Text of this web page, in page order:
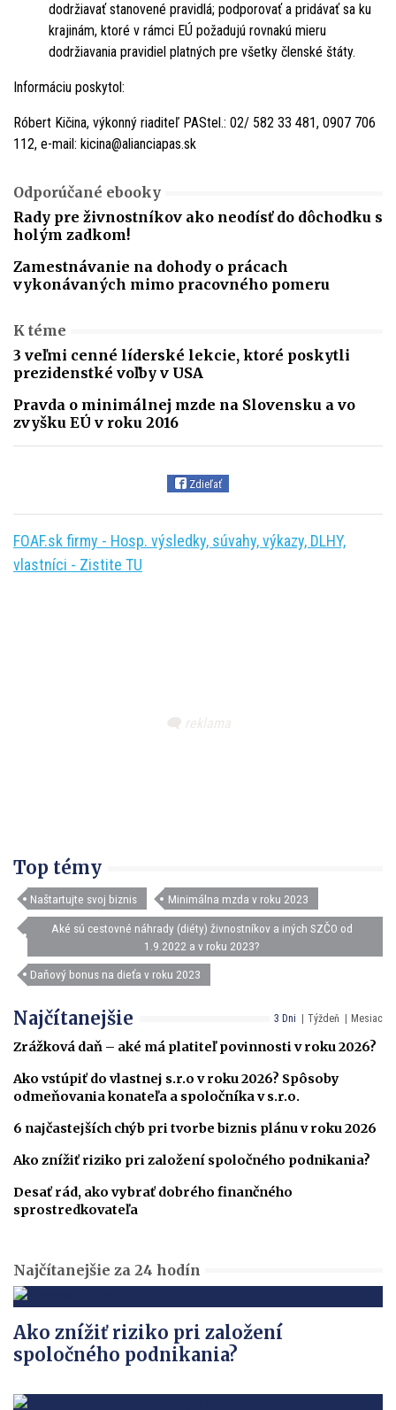
dodržiavať stanovené pravidlá; podporovať a pridávať sa ku
krajinám, ktoré v rámci EÚ požadujú rovnakú mieru
dodržiavania pravidiel platných pre všetky členské štáty.
Informáciu poskytol:
Róbert Kičina, výkonný riaditeľ PAStel.: 02/ 582 33 481, 0907 706
112, e-mail: kicina@alianciapas.sk
Odporúčané ebooky
Rady pre živnostníkov ako neodísť do dôchodku s
holým zadkom!
Zamestnávanie na dohody o prácach
vykonávaných mimo pracovného pomeru
K téme
3 veľmi cenné líderské lekcie, ktoré poskytli
prezidenstké voľby v USA
Pravda o minimálnej mzde na Slovensku a vo
zvyšku EÚ v roku 2016
Zdieľať
FOAF.sk firmy - Hosp. výsledky, súvahy, výkazy, DLHY,
vlastníci - Zistite TU
Top témy
Naštartujte svoj biznis Minimálna mzda v roku 2023
Aké sú cestovné náhrady (diéty) živnostníkov a iných SZČO od
1.9.2022 a v roku 2023?
Daňový bonus na dieťa v roku 2023
3 Dni Týždeň Mesiac
Najčítanejšie
Zrážková daň – aké má platiteľ povinnosti v roku 2026?
Ako vstúpiť do vlastnej s.r.o v roku 2026? Spôsoby
odmeňovania konateľa a spoločníka v s.r.o.
6 najčastejších chýb pri tvorbe biznis plánu v roku 2026
Ako znížiť riziko pri založení spoločného podnikania?
Desať rád, ako vybrať dobrého finančného
sprostredkovateľa
Najčítanejšie za 24 hodín
Ako znížiť riziko pri založení
spoločného podnikania?